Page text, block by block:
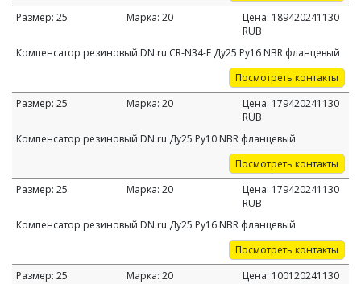
Размер: 25 Марка: 20 Цена: 189420241130
RUB
Компенсатор резиновый DN.ru CR-N34-F Ду25 Ру16 NBR фланцевый
Посмотреть контакты
Размер: 25 Марка: 20 Цена: 179420241130
RUB
Компенсатор резиновый DN.ru Ду25 Ру10 NBR фланцевый
Посмотреть контакты
Размер: 25 Марка: 20 Цена: 179420241130
RUB
Компенсатор резиновый DN.ru Ду25 Ру16 NBR фланцевый
Посмотреть контакты
Размер: 25 Марка: 20 Цена: 100120241130